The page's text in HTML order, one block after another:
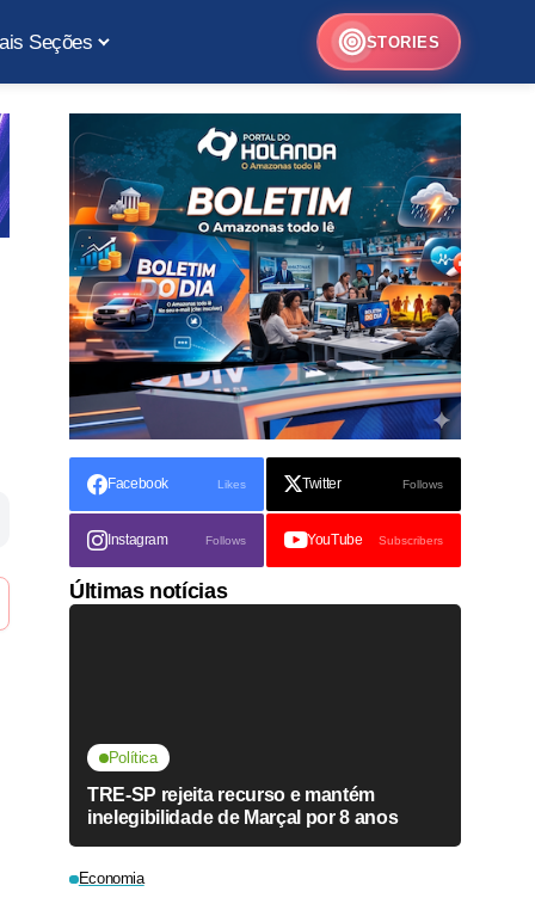
Seções STORIES
Facebook Likes Twitter Follows
Instagram Follows YouTube Subscribers
Últimas notícias
Política
TRE-SP rejeita recurso e mantém
inelegibilidade de Marçal por 8 anos
Economia